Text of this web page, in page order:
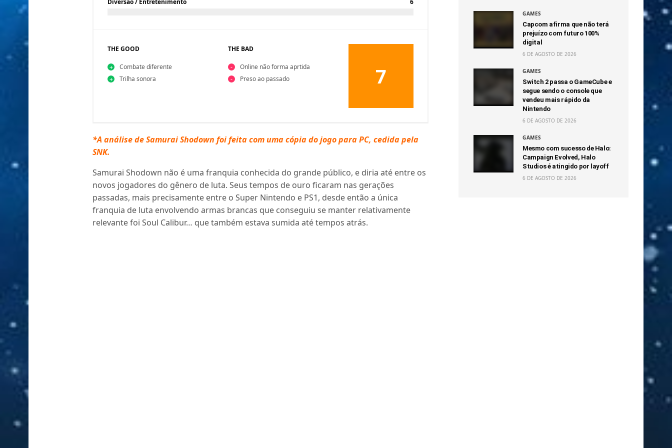
Diversão / Entretenimento 6
THE GOOD
Combate diferente
Trilha sonora
THE BAD
Online não forma aprtida
Preso ao passado
7
*A análise de Samurai Shodown foi feita com uma cópia do jogo para PC, cedida pela
SNK.
Samurai Shodown não é uma franquia conhecida do grande público, e diria até entre os
novos jogadores do gênero de luta. Seus tempos de ouro ficaram nas gerações
passadas, mais precisamente entre o Super Nintendo e PS1, desde então a única
franquia de luta envolvendo armas brancas que conseguiu se manter relativamente
relevante foi Soul Calibur… que também estava sumida até tempos atrás.
GAMES
Capcom afirma que não terá
prejuízo com futuro 100%
digital
6 DE AGOSTO DE 2026
GAMES
Switch 2 passa o GameCube e
segue sendo o console que
vendeu mais rápido da
Nintendo
6 DE AGOSTO DE 2026
GAMES
Mesmo com sucesso de Halo:
Campaign Evolved, Halo
Studios é atingido por layoff
6 DE AGOSTO DE 2026